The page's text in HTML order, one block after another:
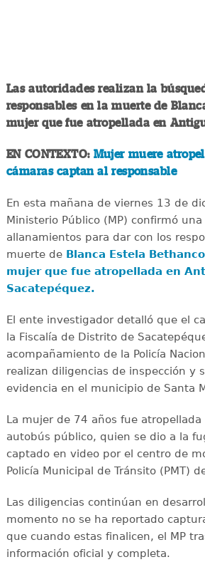
Las autoridades realizan la
responsables en la muerte de
mujer que fue atropellada en
EN CONTEXTO: Mujer muere
cámaras captan al responsable
En esta mañana de viernes 13 de
Ministerio Público (MP) confirmó
allanamientos para dar con los
muerte deBlanca Estela
mujer que fue atropellada en
Sacatepéquez.
El ente investigador detalló que el
la Fiscalía de Distrito de
acompañamiento de la Policía
realizan diligencias de inspección y
evidencia en el municipio de Santa
La mujer de 74 años fue
autobús público, quien se dio a la
captado en video por el centro de
Policía Municipal de Tránsito (PMT)
Las diligencias continúan en
momento no se ha reportado
que cuando estas finalicen, el MP
información oficial y completa.